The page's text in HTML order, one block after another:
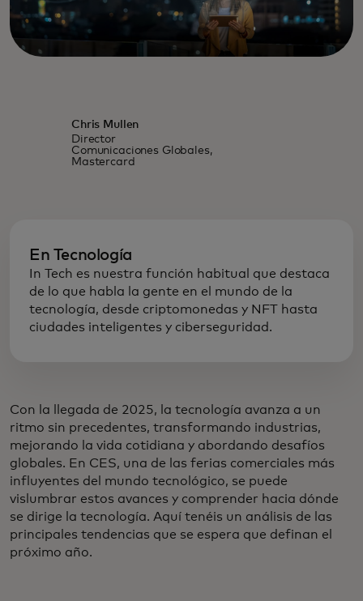
Chris Mullen
Director
Comunicaciones Globales,
Mastercard
En Tecnología
In Tech es nuestra función habitual que destaca
de lo que habla la gente en el mundo de la
tecnología, desde criptomonedas y NFT hasta
ciudades inteligentes y ciberseguridad.
Con la llegada de 2025, la tecnología avanza a un
ritmo sin precedentes, transformando industrias,
mejorando la vida cotidiana y abordando desafíos
globales. En CES, una de las ferias comerciales más
influyentes del mundo tecnológico, se puede
vislumbrar estos avances y comprender hacia dónde
se dirige la tecnología. Aquí tenéis un análisis de las
principales tendencias que se espera que definan el
próximo año.